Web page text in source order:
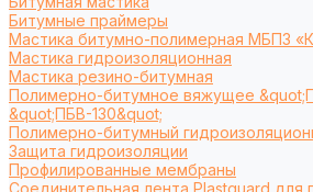
Битумные праймеры
Мастика битумно-полимерная МБПЗ
Мастика гидроизоляционная
Мастика резино-битумная
Полимерно-битумное вяжущее
&quot;ПБВ-130&quot;
Полимерно-битумный
Защита гидроизоляции
Профилированные мембраны
Соединительная лента Plastguard для